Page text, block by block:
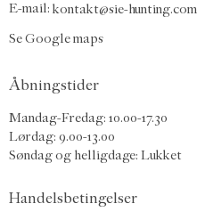
E-mail: kontakt@sie-hunting.com
Se Google maps
Åbningstider
Mandag-Fredag: 10.00-17.30
Lørdag: 9.00-13.00
Søndag og helligdage: Lukket
Handelsbetingelser